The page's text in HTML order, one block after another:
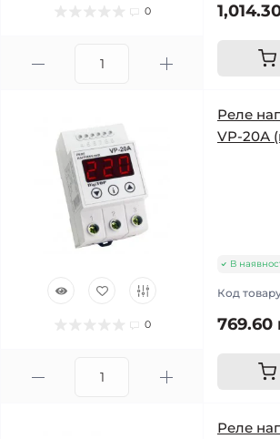
0
0
Реле
VP-20А
В
Код
769.60
Реле